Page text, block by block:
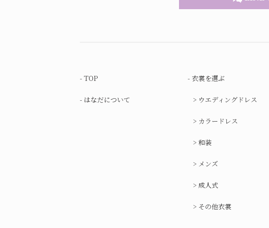
TOP
はなだについて
衣裳を選ぶ
ウエディングドレス
カラードレス
和装
メンズ
成人式
その他衣裳